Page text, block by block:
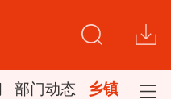
部门动态 乡镇新闻